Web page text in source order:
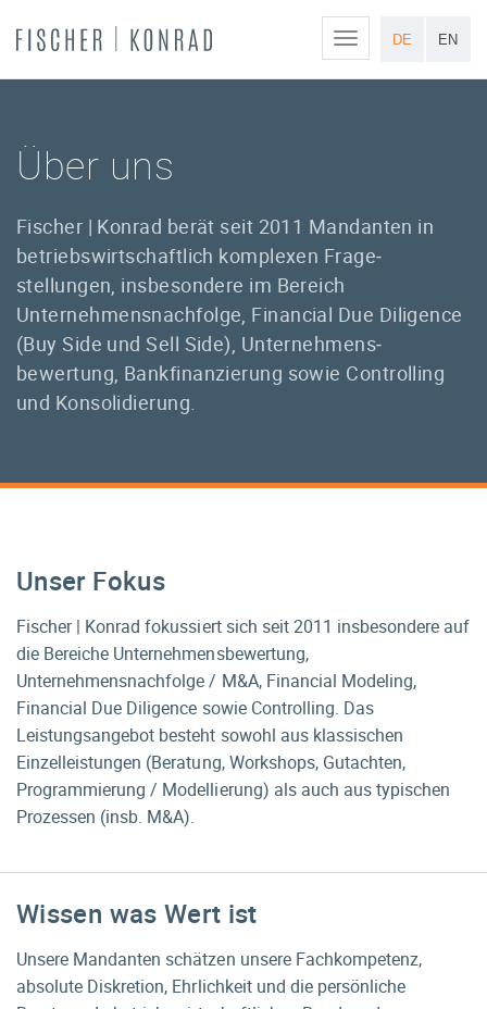
DE EN
M
e
n
i
e
Über uns
Fischer | Konrad berät seit 2011 Mandanten in
betriebs­wirtschaftlich komplexen Frage­
stellungen, insbesondere im Bereich
Unternehmens­nachfolge, Financial Due Diligence
(Buy Side und Sell Side), Unternehmens­
bewertung, Bank­finanzierung sowie Controlling
und Konsolidierung.
Unser Fokus
Fischer | Konrad fokussiert sich seit 2011 insbesondere auf
die Bereiche Unternehmensbewertung,
Unternehmensnachfolge / M&A, Financial Modeling,
Financial Due Diligence sowie Controlling. Das
Leistungsangebot besteht sowohl aus klassischen
Einzelleistungen (Beratung, Workshops, Gutachten,
Programmierung / Modellierung) als auch aus typischen
Prozessen (insb. M&A).
Wissen was Wert ist
Unsere Mandanten schätzen unsere Fachkompetenz,
absolute Diskretion, Ehrlichkeit und die persönliche